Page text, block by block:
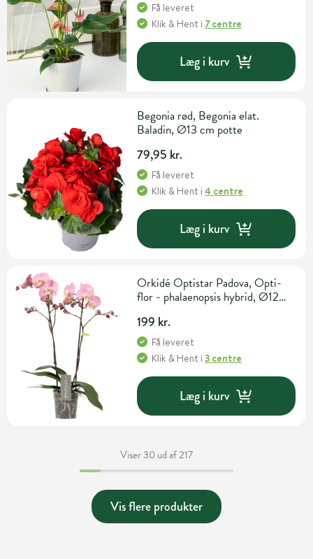
Få leveret
Klik & Hent i 7 centre
Læg i kurv
Begonia rød, Begonia elat.
Baladin, Ø13 cm potte
79,95 kr.
Få leveret
Klik & Hent i4 centre
Læg i kurv
Orkidé Optistar Padova, Opti-
flor - phalaenopsis hybrid, Ø12
199 kr.
Få leveret
Klik & Hent i3 centre
Læg i kurv
Viser 30 ud af 217
Vis flere produkter